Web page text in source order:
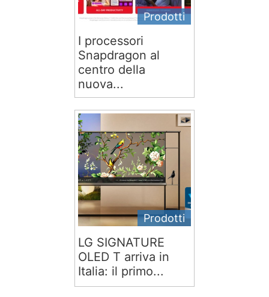
Prodotti
I processori
Snapdragon al
centro della
nuova...
Prodotti
LG SIGNATURE
OLED T arriva in
Italia: il primo...